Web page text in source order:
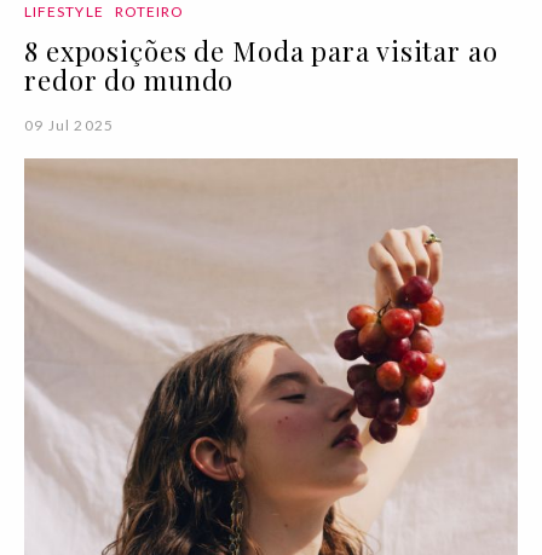
LIFESTYLE ROTEIRO
8 exposições de Moda para visitar ao
redor do mundo
09 Jul 2025